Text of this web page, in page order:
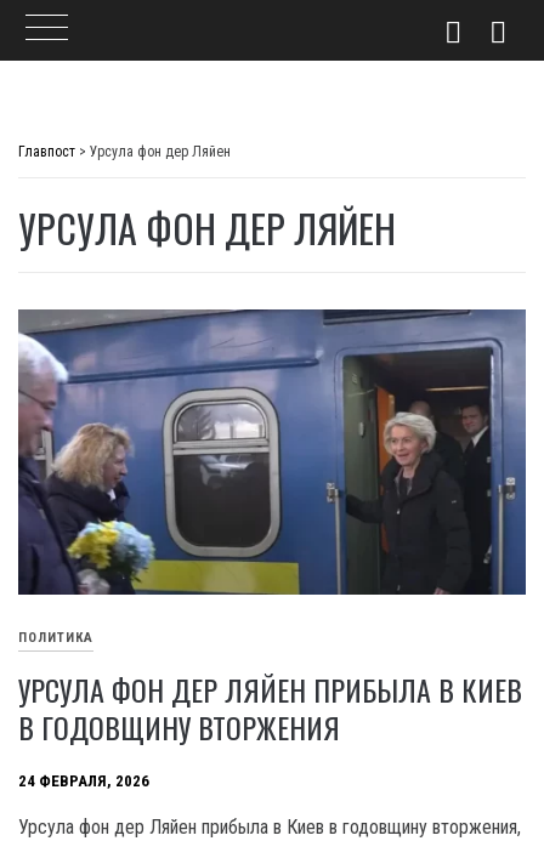
Главпост > Урсула фон дер Ляйен
УРСУЛА ФОН ДЕР ЛЯЙЕН
ПОЛИТИКА
УРСУЛА ФОН ДЕР ЛЯЙЕН ПРИБЫЛА В КИЕВ
В ГОДОВЩИНУ ВТОРЖЕНИЯ
24 ФЕВРАЛЯ, 2026
Урсула фон дер Ляйен прибыла в Киев в годовщину вторжения,